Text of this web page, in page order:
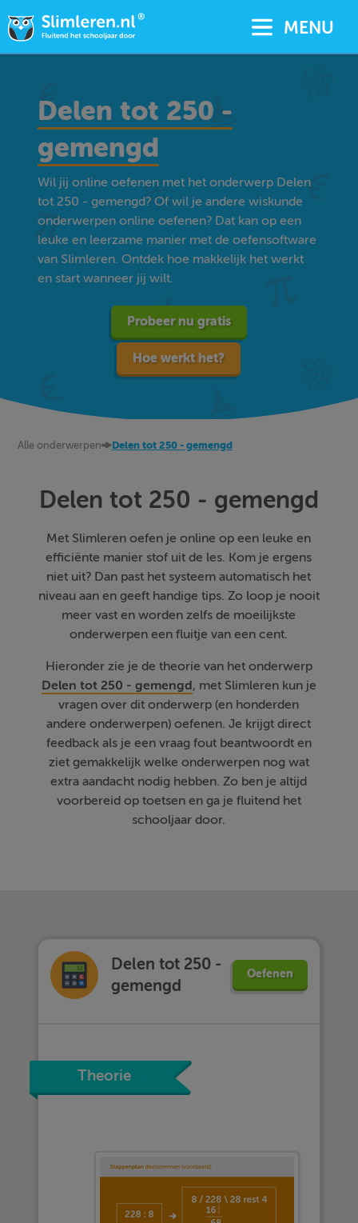
MENU
Delen tot 250 -
gemengd
Wil jij online oefenen met het onderwerp Delen
tot 250 - gemengd? Of wil je andere wiskunde
onderwerpen online oefenen? Dat kan op een
leuke en leerzame manier met de oefensoftware
van Slimleren. Ontdek hoe makkelijk het werkt
en start wanneer jij wilt.
Probeer nu gratis
Hoe werkt het?
Alle onderwerpen Delen tot 250 - gemengd
Delen tot 250 - gemengd
Met Slimleren oefen je online op een leuke en
efficiënte manier stof uit de les. Kom je ergens
niet uit? Dan past het systeem automatisch het
niveau aan en geeft handige tips. Zo loop je nooit
meer vast en worden zelfs de moeilijkste
onderwerpen een fluitje van een cent.
Hieronder zie je de theorie van het onderwerp
Delen tot 250 - gemengd, met Slimleren kun je
vragen over dit onderwerp (en honderden
andere onderwerpen) oefenen. Je krijgt direct
feedback als je een vraag fout beantwoordt en
ziet gemakkelijk welke onderwerpen nog wat
extra aandacht nodig hebben. Zo ben je altijd
voorbereid op toetsen en ga je fluitend het
schooljaar door.
Delen tot 250 -
gemengd
Oefenen
Theorie